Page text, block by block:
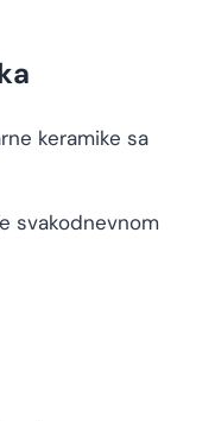
keramike sa
svakodnevnom